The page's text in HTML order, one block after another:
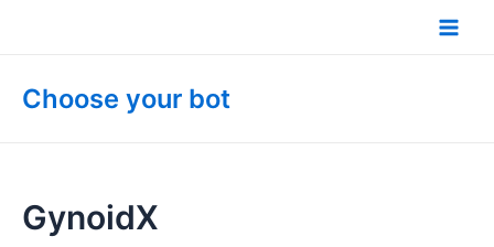
Choose your bot
GynoidX